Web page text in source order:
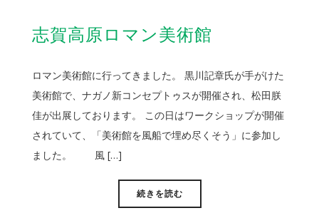
志賀高原ロマン美術館
ロマン美術館に行ってきました。 黒川記章氏が手がけた
美術館で、ナガノ新コンセプトゥスが開催され、松田朕
佳が出展しております。 この日はワークショップが開催
されていて、「美術館を風船で埋め尽くそう」に参加し
ました。 風 […]
続きを読む